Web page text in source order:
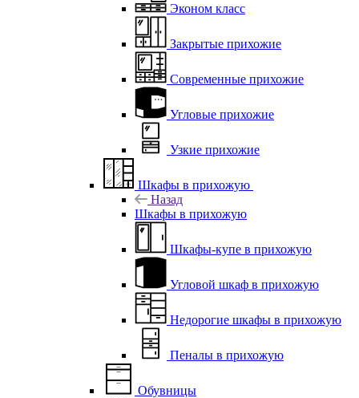
Эконом класс
Закрытые прихожие
Современные прихожие
Угловые прихожие
Узкие прихожие
Шкафы в прихожую
Назад
Шкафы в прихожую
Шкафы-купе в прихожую
Угловой шкаф в прихожую
Недорогие шкафы в прихожую
Пеналы в прихожую
Обувницы